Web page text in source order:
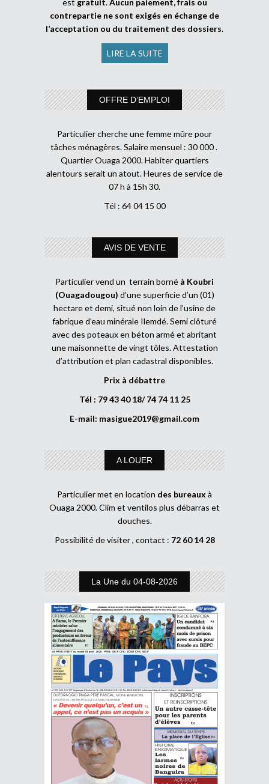
contrepartie ne sont exigés en échange de
l’acceptation ou du traitement des dossiers.
LIRE LA SUITE
OFFRE D’EMPLOI
Particulier cherche une femme mûre pour
tâches ménagères. Salaire mensuel : 30 000 .
Quartier Ouaga 2000. Habiter quartiers
alentours serait un atout. Heures de service de
07 h à 15h 30.
Tél : 64 04 15 00
AVIS DE VENTE
Particulier vend un terrain borné à Koubri
(Ouagadougou) d’une superficie d’un (01)
hectare et demi, situé non loin de l’usine de
fabrique d’eau minérale Ilemdé. Semi clôturé
avec des poteaux en béton armé et abritant
une maisonnette de vingt tôles. Attestation
d’attribution et plan cadastral disponibles.
Prix à débattre
Tél : 79 43 40 18/ 74 74 11 25
E-mail: masigue2019@gmail.com
A LOUER
Particulier met en location des bureaux à
Ouaga 2000. Clim et ventilos plus débarras et
douches.
Possibilité de visiter , contact : 72 60 14 28
La Une du 04-08-2026